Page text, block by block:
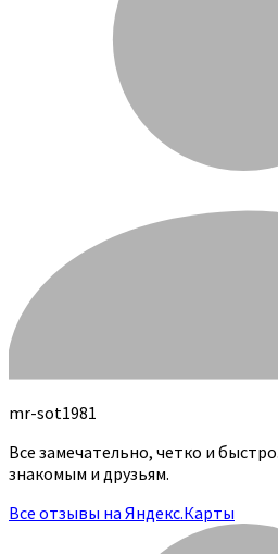
mr-sot1981
Все замечательно, четко и
знакомым и друзьям.
Все отзывы на Яндекс.Карты